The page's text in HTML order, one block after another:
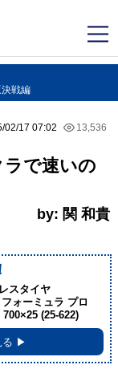
戦編
02/17 07:02 13,536
で速いの
by: 関 和貴
スタイヤ
ォーミュラ プロ
(25-622)
る ▶︎